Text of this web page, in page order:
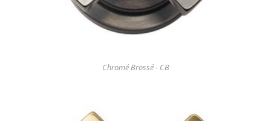
Chromé Brossé - CB